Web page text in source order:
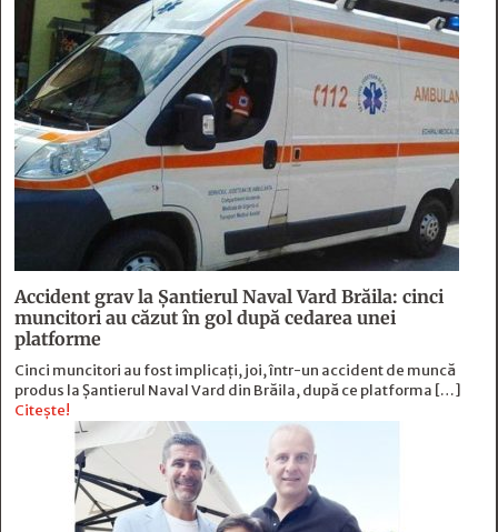
Accident grav la Șantierul Naval Vard Brăila: cinci
muncitori au căzut în gol după cedarea unei
platforme
Cinci muncitori au fost implicați, joi, într-un accident de muncă
produs la Șantierul Naval Vard din Brăila, după ce platforma […]
Citește!